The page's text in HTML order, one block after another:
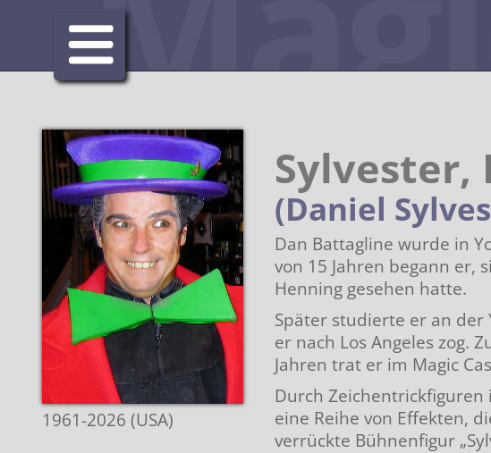
Aktuelles
Clubs
Magic Promotion Club
Magischer Ring Schweiz
Interner Bereich
FISM
Alle Preisträger
Mehrfache Preisträger
Preisträger nach Ländern
Künstler Schweiz
Händler
Händler CH | DE | AT
Zeitschriften
1961-2026 (USA)
Sylvester,
(Daniel
Dan Battagline wurde in
von 15 Jahren begann er,
Henning gesehen hatte.
Später studierte er an der
er nach Los Angeles zog.
Jahren trat er im Magic
Durch Zeichentrickfiguren
eine Reihe von Effekten,
verrückte Bühnenfigur